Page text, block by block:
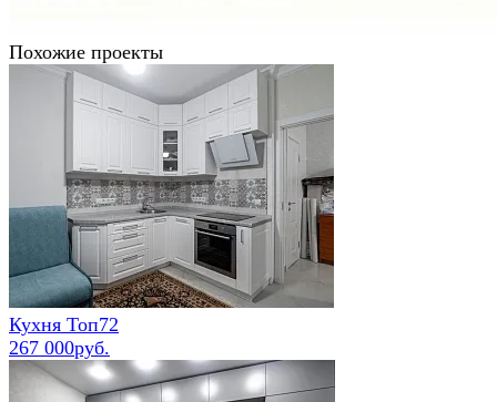
Похожие проекты
Кухня Топ72
267 000руб.